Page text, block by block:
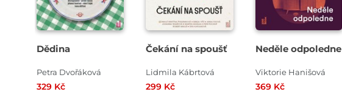
Dědina
Petra Dvořáková
329 Kč
Čekání na spoušť
Lidmila Kábrtová
299 Kč
Neděle odpoledne
Viktorie Hanišová
369 Kč